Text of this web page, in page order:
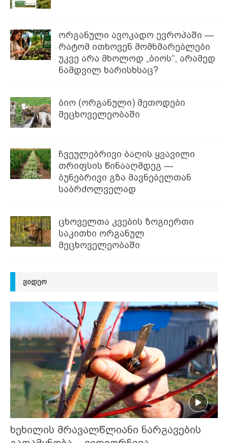
ორგანული ავოკადო ევროპაში —
რატომ ითხოვენ მომხმარებლები
უკვე არა მხოლოდ „ბიოს“, არამედ
ნამდვილ ხარისხსაც?
ბიო (ორგანული) მეთოდები
მეცხოველეობაში
ჩვეულებრივი ბაღის ყვავილი
თრიფსის წინააღმდეგ —
ბუნებრივი გზა მავნებელთან
საბრძოლველად
ცხოველთა კვების ზოგიერთი
საკითხი ორგანულ
მეცხოველეობაში
ᲕᲘᲓᲔᲝ
ხეხილის მრავალწლიანი ნარგავების